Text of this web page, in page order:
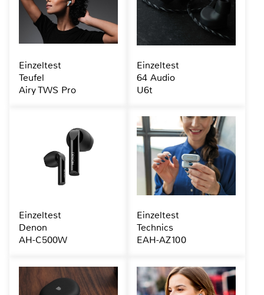
Einzeltest
Teufel
Airy TWS Pro
Einzeltest
64 Audio
U6t
Einzeltest
Denon
AH-C500W
Einzeltest
Technics
EAH-AZ100